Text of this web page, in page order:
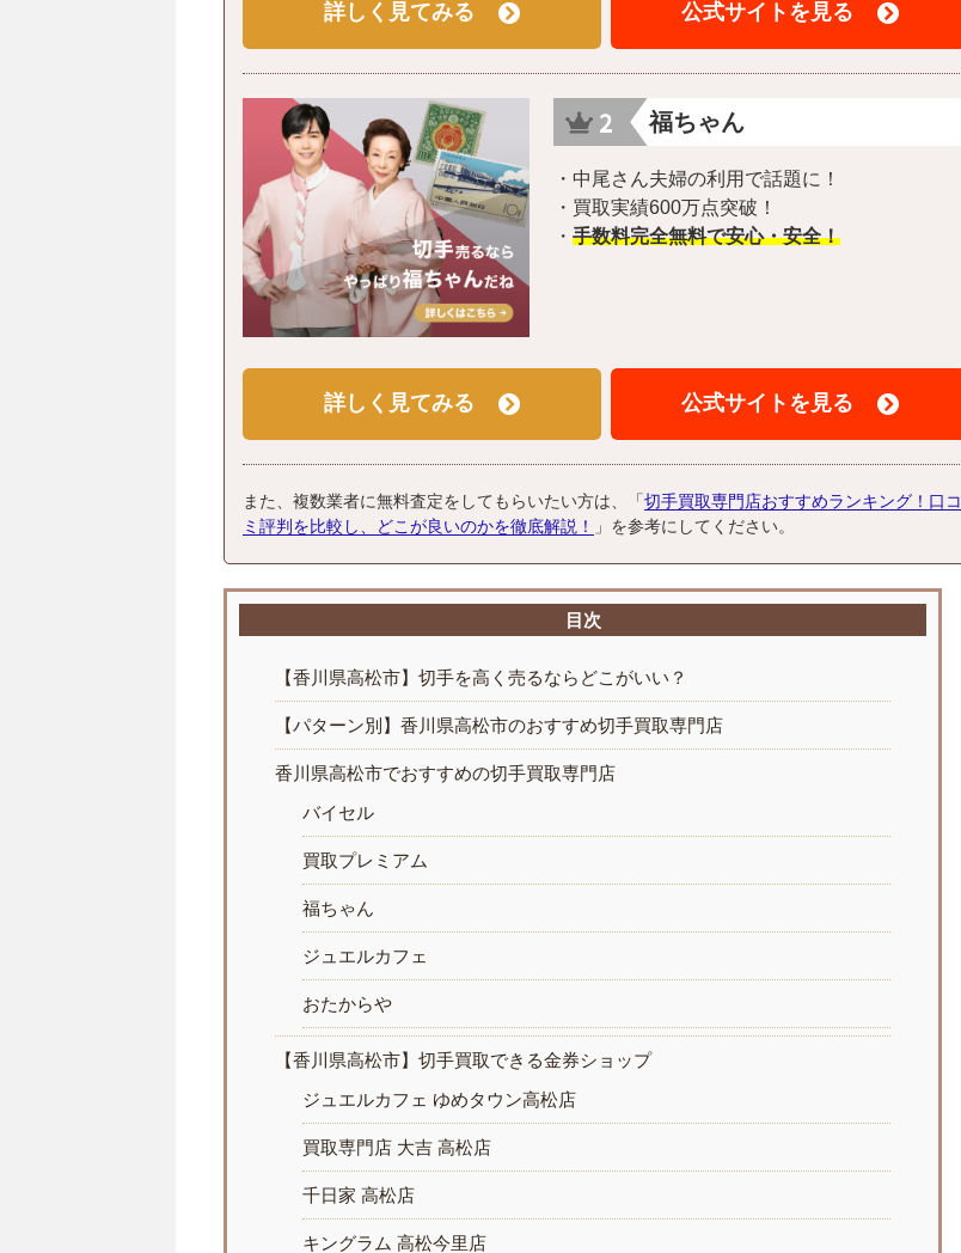
詳しく見てみる 公式サイトを見る
福ちゃん
・中尾さん夫婦の利用で話題に！
・買取実績600万点突破！
・ 手数料完全無料で安心・安全！
詳しく見てみる 公式サイトを見る
また、複数業者に無料査定をしてもらいたい方は、「切手買取専門店おすすめランキング！口コ
ミ評判を比較し、どこが良いのかを徹底解説！
」を参考にしてください。
目次
【香川県高松市】切手を高く売るならどこがいい？
【パターン別】香川県高松市のおすすめ切手買取専門店
香川県高松市でおすすめの切手買取専門店
バイセル
買取プレミアム
福ちゃん
ジュエルカフェ
おたからや
【香川県高松市】切手買取できる金券ショップ
ジュエルカフェ ゆめタウン高松店
買取専門店 大吉 高松店
千日家 高松店
キングラム 高松今里店